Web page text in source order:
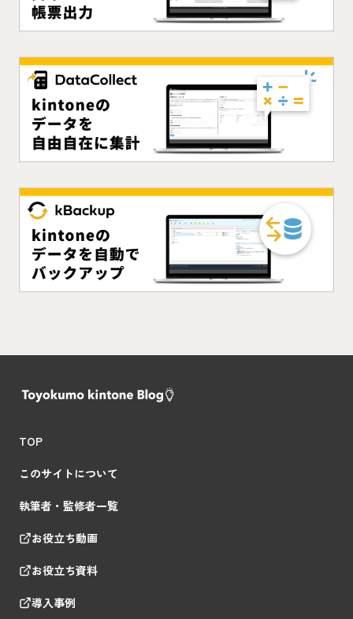
TOP
このサイトについて
執筆者・監修者一覧
お役立ち動画
お役立ち資料
導入事例